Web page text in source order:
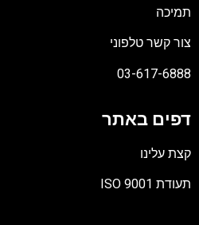
תמיכה
צור קשר טלפוני
03-617-6888
דפים באתר
קצת עלינו
תעודת ISO 9001